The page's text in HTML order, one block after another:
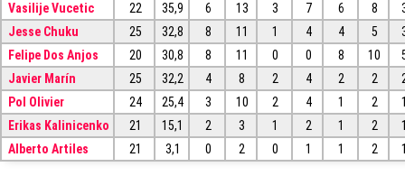
Vasilije Vucetic
22 35,9 6 13 3 7 6 8
Jesse Chuku
25 32,8 8 11 1 4 4 5
Felipe Dos Anjos
20 30,8 8 11 0 0 8 10
Javier Marín
25 32,2 4 8 2 4 2 2
Pol Olivier
24 25,4 3 10 2 4 1 2
Erikas Kalinicenko
21 15,1 2 3 1 2 1 2
Alberto Artiles
21 3,1 0 2 0 1 1 2